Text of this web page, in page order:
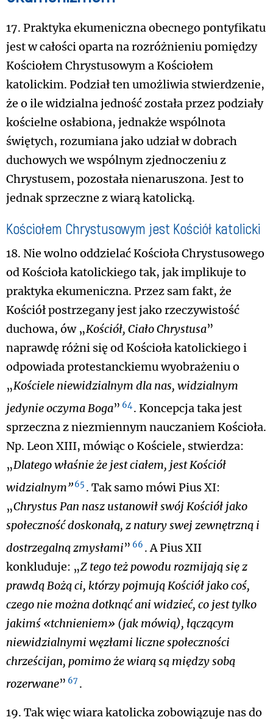
17. Praktyka ekumeniczna obecnego pontyfikatu
jest w całości oparta na rozróżnieniu pomiędzy
Kościołem Chrystusowym a Kościołem
katolickim. Podział ten umożliwia stwierdzenie,
że o ile widzialna jedność została przez podziały
kościelne osłabiona, jednakże wspólnota
świętych, rozumiana jako udział w dobrach
duchowych we wspólnym zjednoczeniu z
Chrystusem, pozostała nienaruszona. Jest to
jednak sprzeczne z wiarą katolicką.
Kościołem Chrystusowym jest Kościół katolicki
18. Nie wolno oddzielać Kościoła Chrystusowego
od Kościoła katolickiego tak, jak implikuje to
praktyka ekumeniczna. Przez sam fakt, że
Kościół postrzegany jest jako rzeczywistość
duchowa, ów „Kościół, Ciało Chrystusa”
naprawdę różni się od Kościoła katolickiego i
odpowiada protestanckiemu wyobrażeniu o
„Kościele niewidzialnym dla nas, widzialnym
jedynie oczyma Boga” 64 . Koncepcja taka jest
sprzeczna z niezmiennym nauczaniem Kościoła.
Np. Leon XIII, mówiąc o Kościele, stwierdza:
„Dlatego właśnie że jest ciałem, jest Kościół
widzialnym”65 . Tak samo mówi Pius XI:
„Chrystus Pan nasz ustanowił swój Kościół jako
społeczność doskonałą, z natury swej zewnętrzną i
dostrzegalną zmysłami” 66 . A Pius XII
konkluduje: „Z tego też powodu rozmijają się z
prawdą Bożą ci, którzy pojmują Kościół jako coś,
czego nie można dotknąć ani widzieć, co jest tylko
jakimś «tchnieniem» (jak mówią), łączącym
niewidzialnymi węzłami liczne społeczności
chrześcijan, pomimo że wiarą są między sobą
rozerwane” 67 .
19. Tak więc wiara katolicka zobowiązuje nas do